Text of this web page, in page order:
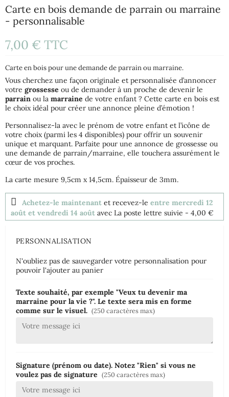
Carte en bois demande de parrain ou marraine
- personnalisable
7,00 € TTC
Carte en bois pour une demande de parrain ou marraine.
Vous cherchez une façon originale et personnalisée d’annoncer
votre grossesse ou de demander à un proche de devenir le
parrain ou la marraine de votre enfant ? Cette carte en bois est
le choix idéal pour créer une annonce pleine d’émotion !
Personnalisez-la avec le prénom de votre enfant et l’icône de
votre choix (parmi les 4 disponibles) pour offrir un souvenir
unique et marquant. Parfaite pour une annonce de grossesse ou
une demande de parrain/marraine, elle touchera assurément le
cœur de vos proches.
La carte mesure 9,5cm x 14,5cm. Épaisseur de 3mm.
Achetez-le maintenant et recevez-le entre mercredi 12
août et vendredi 14 août avec La poste lettre suivie - 4,00 €
PERSONNALISATION
N'oubliez pas de sauvegarder votre personnalisation pour
pouvoir l'ajouter au panier
Texte souhaité, par exemple "Veux tu devenir ma
marraine pour la vie ?". Le texte sera mis en forme
comme sur le visuel. (250 caractères max)
Signature (prénom ou date). Notez "Rien" si vous ne
voulez pas de signature (250 caractères max)